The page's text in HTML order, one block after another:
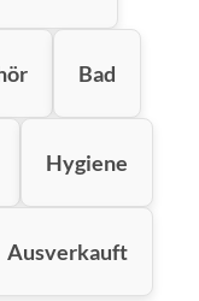
Bad
Hygiene
Ausverkauft